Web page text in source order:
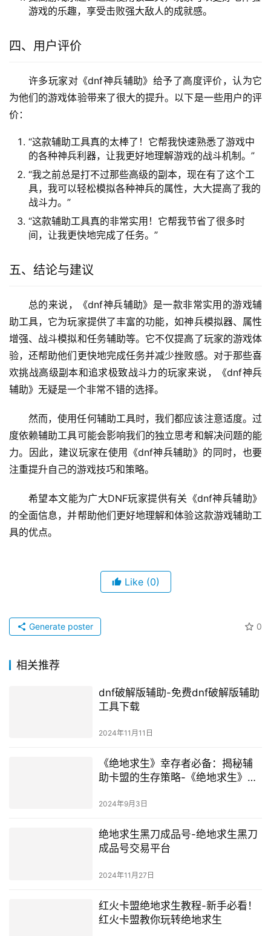
游戏的乐趣，享受击败强大敌人的成就感。
四、用户评价
许多玩家对《dnf神兵辅助》给予了高度评价，认为它
为他们的游戏体验带来了很大的提升。以下是一些用户的评
价：
“这款辅助工具真的太棒了！它帮我快速熟悉了游戏中
的各种神兵利器，让我更好地理解游戏的战斗机制。”
“我之前总是打不过那些高级的副本，现在有了这个工
具，我可以轻松模拟各种神兵的属性，大大提高了我的
战斗力。”
“这款辅助工具真的非常实用！它帮我节省了很多时
间，让我更快地完成了任务。”
五、结论与建议
总的来说，《dnf神兵辅助》是一款非常实用的游戏辅
助工具，它为玩家提供了丰富的功能，如神兵模拟器、属性
增强、战斗模拟和任务辅助等。它不仅提高了玩家的游戏体
验，还帮助他们更快地完成任务并减少挫败感。对于那些喜
欢挑战高级副本和追求极致战斗力的玩家来说，《dnf神兵
辅助》无疑是一个非常不错的选择。
然而，使用任何辅助工具时，我们都应该注意适度。过
度依赖辅助工具可能会影响我们的独立思考和解决问题的能
力。因此，建议玩家在使用《dnf神兵辅助》的同时，也要
注重提升自己的游戏技巧和策略。
希望本文能为广大DNF玩家提供有关《dnf神兵辅助》
的全面信息，并帮助他们更好地理解和体验这款游戏辅助工
具的优点。
Like (0)
0
Generate poster
相关推荐
dnf破解版辅助-免费dnf破解版辅助
工具下载
2024年11月11日
《绝地求生》幸存者必备：揭秘辅
助卡盟的生存策略-《绝地求生》游
2024年9月3日
绝地求生黑刀成品号-绝地求生黑刀
成品号交易平台
2024年11月27日
红火卡盟绝地求生教程-新手必看！
红火卡盟教你玩转绝地求生